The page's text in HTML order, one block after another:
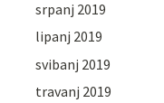
srpanj 2019
lipanj 2019
svibanj 2019
travanj 2019